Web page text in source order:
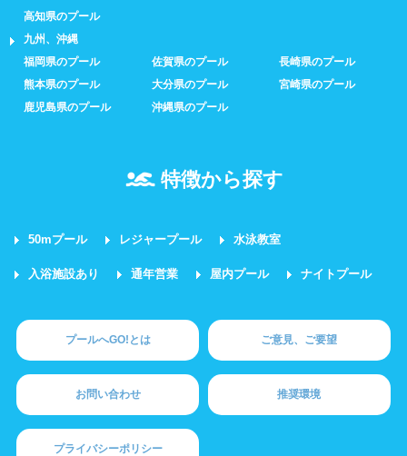
高知県のプール
九州、沖縄
福岡県のプール
佐賀県のプール
長崎県のプール
熊本県のプール
大分県のプール
宮崎県のプール
鹿児島県のプール
沖縄県のプール
特徴から探す
50mプール レジャープール 水泳教室
入浴施設あり 通年営業 屋内プール ナイトプール
プールへGO!とは ご意見、ご要望
お問い合わせ 推奨環境
プライバシーポリシー